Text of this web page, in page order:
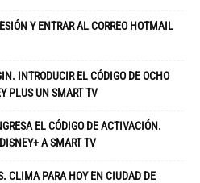
Y ENTRAR AL CORREO HOTMAIL
INTRODUCIR EL CÓDIGO DE OCHO
PLUS UN SMART TV
EL CÓDIGO DE ACTIVACIÓN.
A SMART TV
CLIMA PARA HOY EN CIUDAD DE